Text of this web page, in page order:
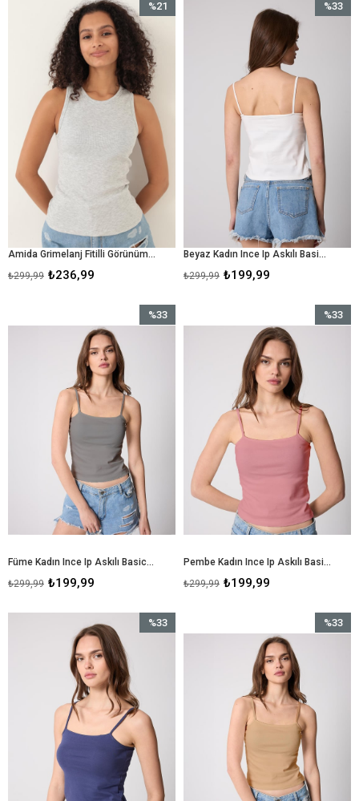
Amida Grimelanj Fitilli Görünümlü Basic Bisiklet Yaka Kadın Atlet- 2416
₺236,99
₺299,99
%21
İndirim
%21İndirim
Beyaz Kadın Ince Ip Askılı Basic Crop Atlet -2466
₺199,99
₺299,99
%33
Füme Kadın Ince Ip Askılı Basic Crop Atlet -2466
₺199,99
₺299,99
%33
Pembe Kadın Ince Ip Askılı Basic Crop Atlet -2466
₺199,99
₺299,99
%33
%33
%33